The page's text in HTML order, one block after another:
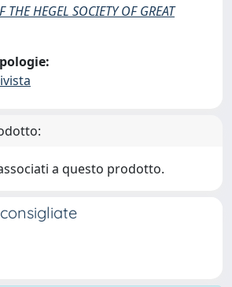
THE HEGEL SOCIETY OF GREAT
a questo prodotto.